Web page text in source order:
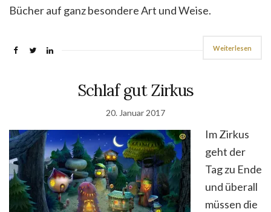
Bücher auf ganz besondere Art und Weise.
Weiterlesen
Schlaf gut Zirkus
20. Januar 2017
Im Zirkus
geht der
Tag zu Ende
und überall
müssen die